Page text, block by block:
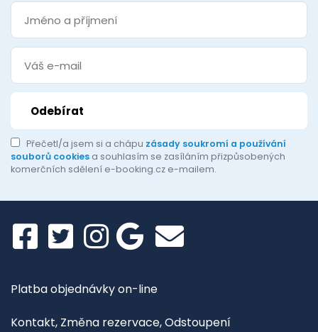
Přečetl/a jsem si a chápu zásady soukromí a používání
souborů cookies a souhlasím se zasíláním přizpůsobených
komerčních sdělení e-booking.cz e-mailem.
Platba objednávky on-line
Kontakt, Změna rezervace, Odstoupení